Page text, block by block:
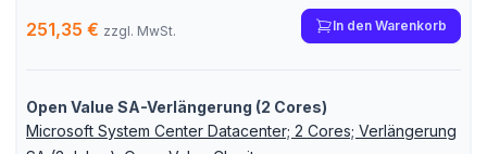
251,35 € zzgl. MwSt. In den Warenkorb
Open Value SA-Verlängerung (2 Cores)
Microsoft System Center Datacenter; 2 Cores; Verlängerung